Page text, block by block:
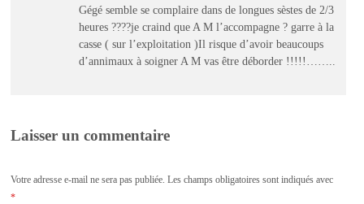
Gégé semble se complaire dans de longues sèstes de 2/3
heures ????je craind que A M l’accompagne ? garre à la
casse ( sur l’exploitation )Il risque d’avoir beaucoups
d’annimaux à soigner A M vas être déborder !!!!!……..
Laisser un commentaire
Votre adresse e-mail ne sera pas publiée. Les champs obligatoires sont indiqués avec
*